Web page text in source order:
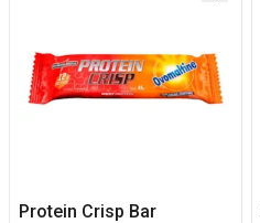
Protein Crisp Bar